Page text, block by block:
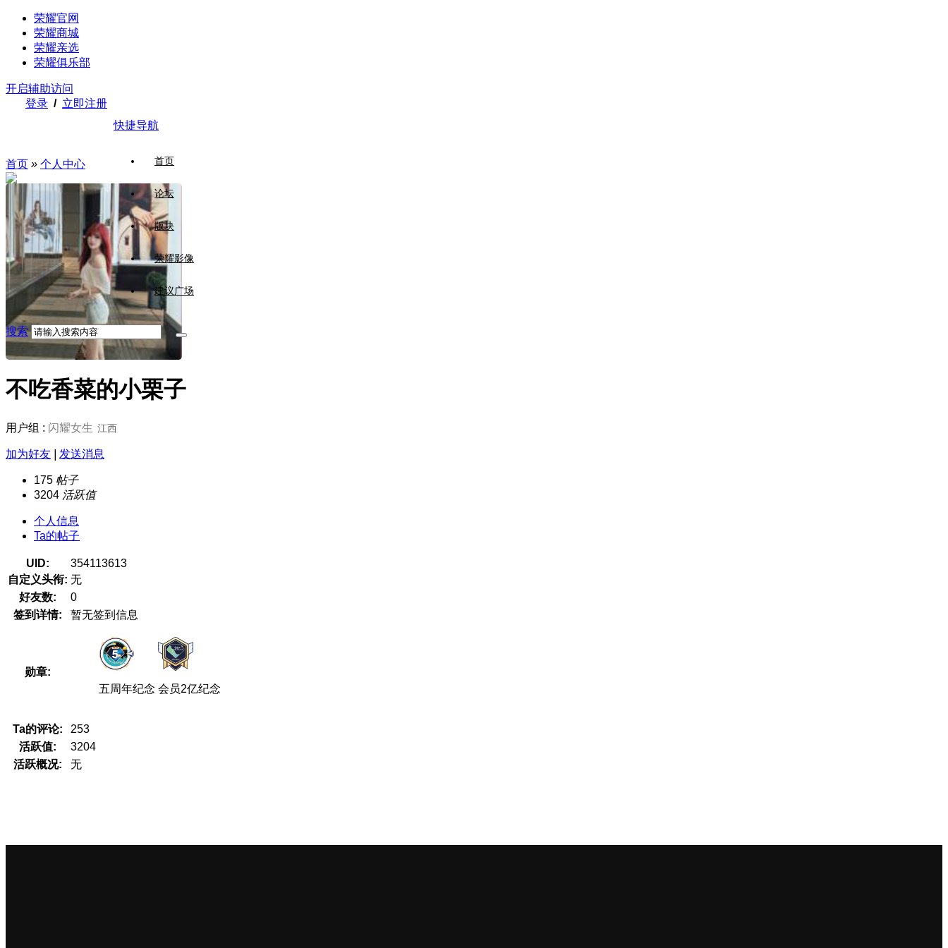
荣耀官网
荣耀商城
荣耀亲选
荣耀俱乐部
开启辅助访问
登录 / 立即注册
快捷导航
首页
论坛
版块
荣耀影像
建议广场
搜索
首页 » 个人中心
不吃香菜的小栗子
用户组 : 闪耀女生 江西
加为好友 发送消息
175 帖子
3204 活跃值
个人信息
Ta的帖子
UID:
354113613
自定义头衔: 无
好友数:
0
签到详情:
暂无签到信息
勋章:
五周年纪念 会员2亿纪念
Ta的评论:
253
活跃值:
3204
活跃概况:
无